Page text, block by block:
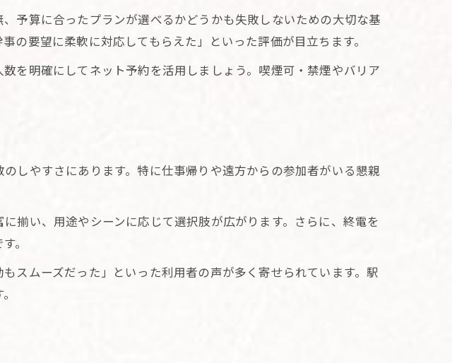
居酒屋利用法
べきポイント
居酒屋比較
親会向け比較ポイント
に収めるコツ
選び方ポイント
理を楽しむ方法
較で重視すべき点
の魅力とは
予算に合ったプランが選べるかどうかも失敗しないための大切な基
要望に柔軟に対応してもらえた」といった評価が目立ちます。
を明確にしてネット予約を活用しましょう。喫煙可・禁煙やバリア
しやすさにあります。特に仕事帰りや遠方からの参加者がいる懇親
揃い、用途やシーンに応じて選択肢が広がります。さらに、終電を
。
スムーズだった」といった利用者の声が多く寄せられています。駅